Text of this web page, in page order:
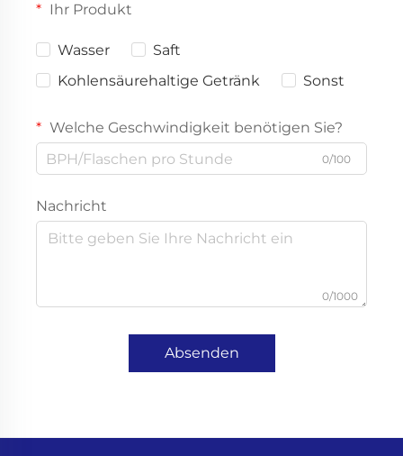
Ihr Produkt
Wasser
Saft
Kohlensäurehaltige Getränk
Sonst
Welche Geschwindigkeit benötigen Sie?
0/100
Nachricht
0/1000
Absenden